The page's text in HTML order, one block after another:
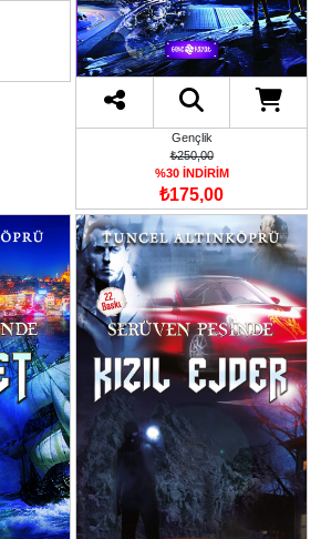
Gençlik
₺250,00
%30 İNDİRİM
₺175,00